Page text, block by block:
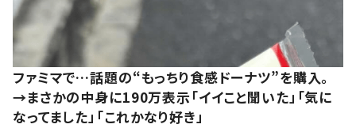
ファミマで…話題の“もっちり食感ドーナツ”を購入。
→まさかの中身に190万表示「イイこと聞いた」「気に
なってました」「これかなり好き」